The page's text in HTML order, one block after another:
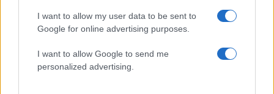
I want to allow my user data to be sent to
Google for online advertising purposes.
I want to allow Google to send me
personalized advertising.
Ιωάννα Τούνη: «Έβγαλα όλο το βράδυ στο
νοσοκομείο με ορούς και αντιβιώσεις»
08.08.2026